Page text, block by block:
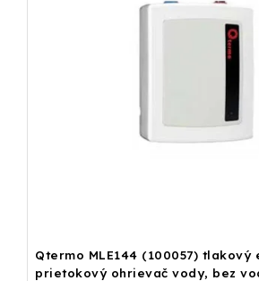
Qtermo MLE144 (100057)
prietokový ohrievač vody, bez